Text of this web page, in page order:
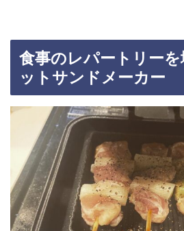
食事のレパートリー
ットサンドメーカー